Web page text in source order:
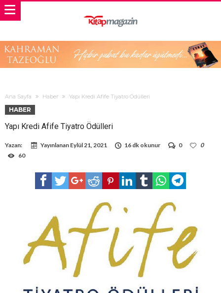
Ana Sayfa Haber Yapı Kredi Afife Tiyatro Ödülleri
HABER
Yapı Kredi Afife Tiyatro Ödülleri
Yazan: Yayınlanan Eylül 21, 2021 16 dk okunur 0
0
60